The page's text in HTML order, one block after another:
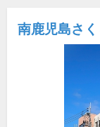
南鹿児島さ